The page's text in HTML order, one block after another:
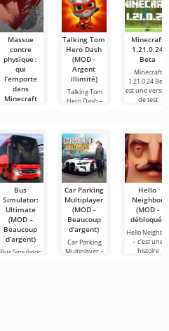
Mas­sue
contre
physique :
qui
l’emporte
dans
Minecraft
venue,
Talking Tom
Hero Dash
(MOD -
Argent
illimité)
Talking Tom
Hero Dash –
Minecraft
1.21.0.24
Beta
Minecraft
1.21.0.24 Beta
est une
de test
Bus
Simulator:
Ultimate
(MOD –
Beaucoup
d’argent)
Bus Simulator:
Car Parking
Multiplayer
(MOD -
Beaucoup
d'argent)
Car Parking
Multiplayer –
Hello
Neighbor
(MOD -
débloqué)
Hello
– c'est une
histoire